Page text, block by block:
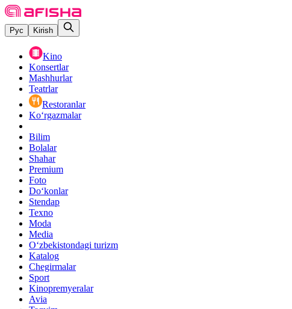
Рус Kirish
Kino
Konsertlar
Mashhurlar
Teatrlar
Restoranlar
Ko‘rgazmalar
Bilim
Bolalar
Shahar
Premium
Foto
Do‘konlar
Stendap
Texno
Moda
Media
O‘zbekistondagi turizm
Katalog
Chegirmalar
Sport
Kinopremyeralar
Avia